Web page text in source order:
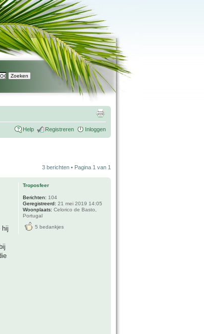
Help Registreren Inloggen
3 berichten • Pagina 1 van 1
hij
Troposfeer
Berichten: 104
Geregistreerd: 21 mei 2019 14:05
Woonplaats: Celorico de Basto,
Portugal
5 bedankjes